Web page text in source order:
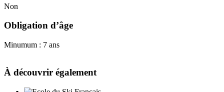
Non
Obligation d’âge
Minumum : 7 ans
À découvrir également